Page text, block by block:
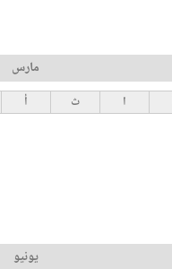
مارس
ا ث أ
يونيو